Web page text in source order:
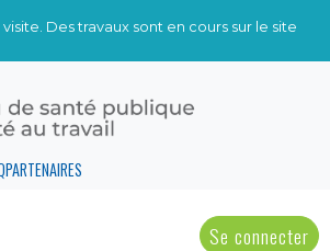
Des travaux sont en cours sur le site
PARTENAIRES
Se connecter